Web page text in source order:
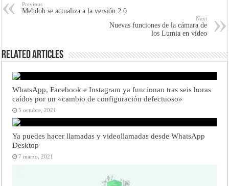
Previous
Mehdoh se actualiza a la versión 2.0
Next
Nuevas funciones de la cámara de
los Lumia en vídeo
Related Articles
WhatsApp, Facebook e Instagram ya funcionan tras seis horas
caídos por un «cambio de configuración defectuoso»
5 octubre, 2021
Ya puedes hacer llamadas y videollamadas desde WhatsApp
Desktop
7 marzo, 2021